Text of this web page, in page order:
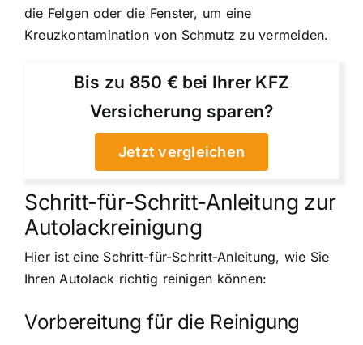
die Felgen oder die Fenster, um eine
Kreuzkontamination von Schmutz zu vermeiden.
Bis zu 850 € bei Ihrer KFZ
Versicherung sparen?
Jetzt vergleichen
Schritt-für-Schritt-Anleitung zur
Autolackreinigung
Hier ist eine Schritt-für-Schritt-Anleitung, wie Sie
Ihren Autolack richtig reinigen können:
Vorbereitung für die Reinigung